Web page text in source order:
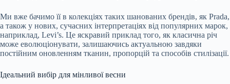
Ми вже бачимо її в колекціях таких шанованих брендів, як Prada,
а також у нових, сучасних інтерпретаціях від популярних марок,
наприклад, Levi’s. Це яскравий приклад того, як класична річ
може еволюціонувати, залишаючись актуальною завдяки
постійним оновленням тканин, пропорцій та способів стилізації.
Ідеальний вибір для мінливої весни